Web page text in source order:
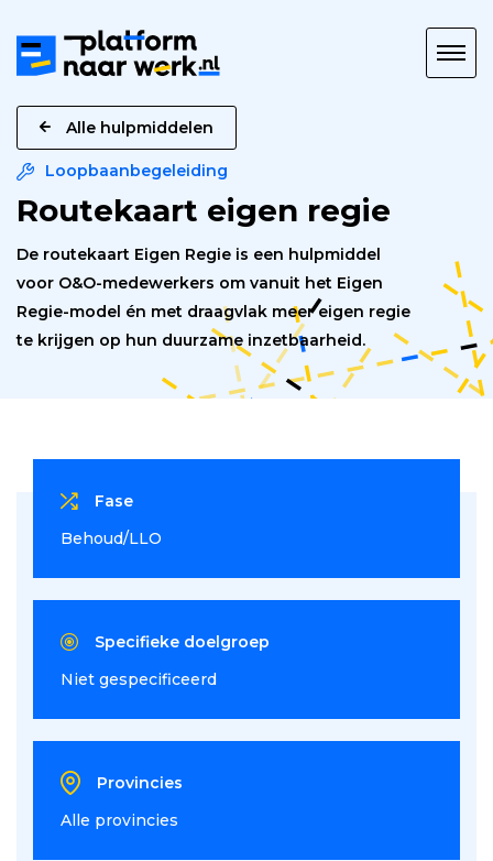
naar
Werk
Alle hulpmiddelen
Loopbaanbegeleiding
Routekaart eigen regie
De routekaart Eigen Regie is een hulpmiddel
voor O&O-medewerkers om vanuit het Eigen
Regie-model én met draagvlak meer eigen regie
te krijgen op hun duurzame inzetbaarheid.
Fase
Behoud/LLO
Specifieke doelgroep
Niet gespecificeerd
Provincies
Alle provincies